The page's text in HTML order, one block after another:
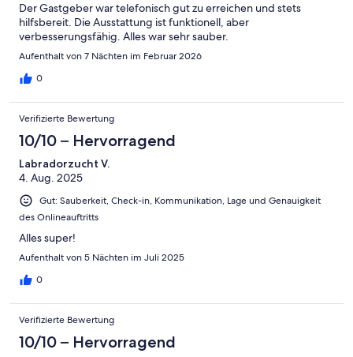
Der Gastgeber war telefonisch gut zu erreichen und stets
hilfsbereit. Die Ausstattung ist funktionell, aber
verbesserungsfähig. Alles war sehr sauber.
Aufenthalt von 7 Nächten im Februar 2026
0
Verifizierte Bewertung
10/10 – Hervorragend
Labradorzucht V.
4. Aug. 2025
Gut: Sauberkeit, Check-in, Kommunikation, Lage und Genauigkeit
des Onlineauftritts
Alles super!
Aufenthalt von 5 Nächten im Juli 2025
0
Verifizierte Bewertung
10/10 – Hervorragend